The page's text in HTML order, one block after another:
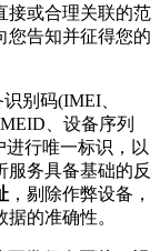
接或合理关联的范
您告知并征得您的
别码(IMEI、
、设备序列
行唯一标识，以
服务具备基础的反
，剔除作弊设备，
的准确性。